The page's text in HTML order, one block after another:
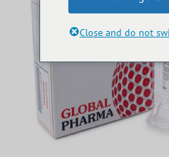
Close and do not